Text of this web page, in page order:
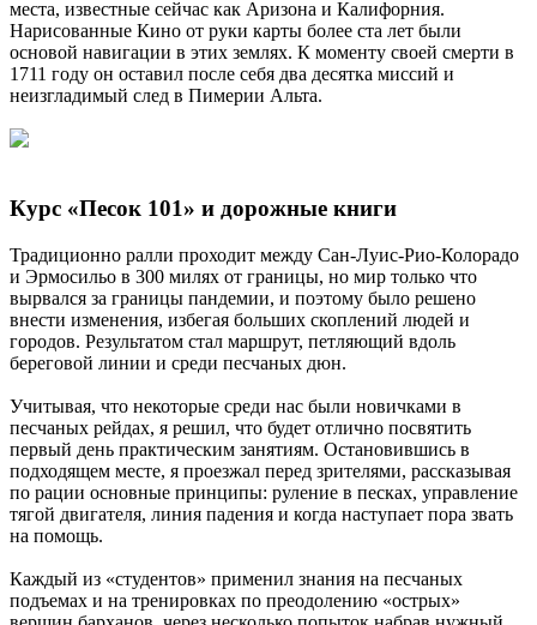
места, известные сейчас как Аризона и Калифорния.
Нарисованные Кино от руки карты более ста лет были
основой навигации в этих землях. К моменту своей смерти в
1711 году он оставил после себя два десятка миссий и
неизгладимый след в Пимерии Альта.
Курс «Песок 101» и дорожные книги
Традиционно ралли проходит между Сан-Луис-Рио-Колорадо
и Эрмосильо в 300 милях от границы, но мир только что
вырвался за границы пандемии, и поэтому было решено
внести изменения, избегая больших скоплений людей и
городов. Результатом стал маршрут, петляющий вдоль
береговой линии и среди песчаных дюн.
Учитывая, что некоторые среди нас были новичками в
песчаных рейдах, я решил, что будет отлично посвятить
первый день практическим занятиям. Остановившись в
подходящем месте, я проезжал перед зрителями, рассказывая
по рации основные принципы: руление в песках, управление
тягой двигателя, линия падения и когда наступает пора звать
на помощь.
Каждый из «студентов» применил знания на песчаных
подъемах и на тренировках по преодолению «острых»